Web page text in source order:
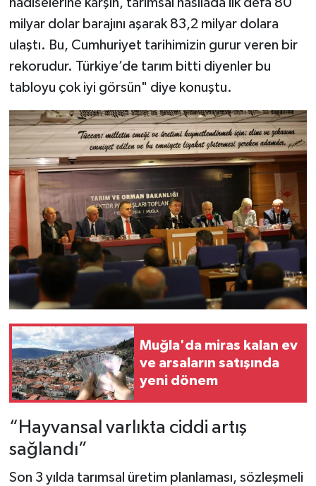
milyar dolar barajını aşarak 83,2 milyar dolara
ulaştı. Bu, Cumhuriyet tarihimizin gurur veren bir
rekorudur. Türkiye’de tarım bitti diyenler bu
tabloyu çok iyi görsün" diye konuştu.
Muğla'da miras kalan ev
ve arsaların satışında
yeni dönem
“Hayvansal varlıkta ciddi artış
sağlandı”
Son 3 yılda tarımsal üretim planlaması, sözleşmeli